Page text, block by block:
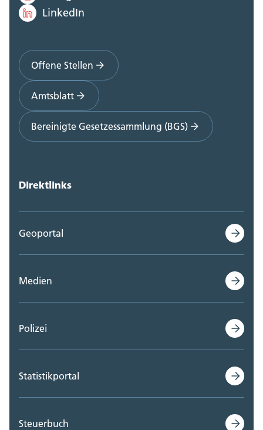
LinkedIn
Offene Stellen
Amtsblatt
Bereinigte Gesetzessammlung (BGS)
Direktlinks
Geoportal
Medien
Polizei
Statistikportal
Steuerbuch